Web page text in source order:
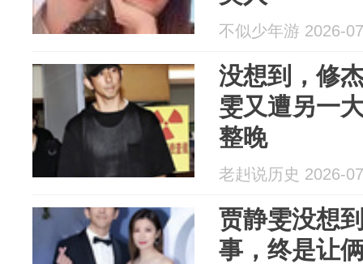
不似少年游 2026-
没想到，修
雯又遭另一
整晚
老赳说历史 2026-
贾静雯没想
事，终是让